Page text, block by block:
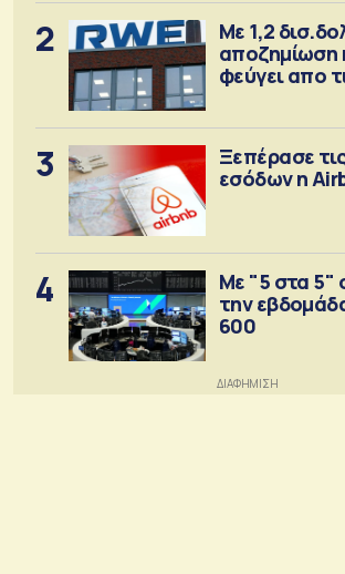
2
Με 1,2
αποζημίωση
φεύγει απο
3
Ξεπέρασε
εσόδων η
4
Με "5 στα 5"
την
600